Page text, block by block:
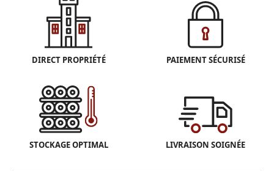
DIRECT PROPRIÉTÉ PAIEMENT SÉCURISÉ
STOCKAGE OPTIMAL LIVRAISON SOIGNÉE